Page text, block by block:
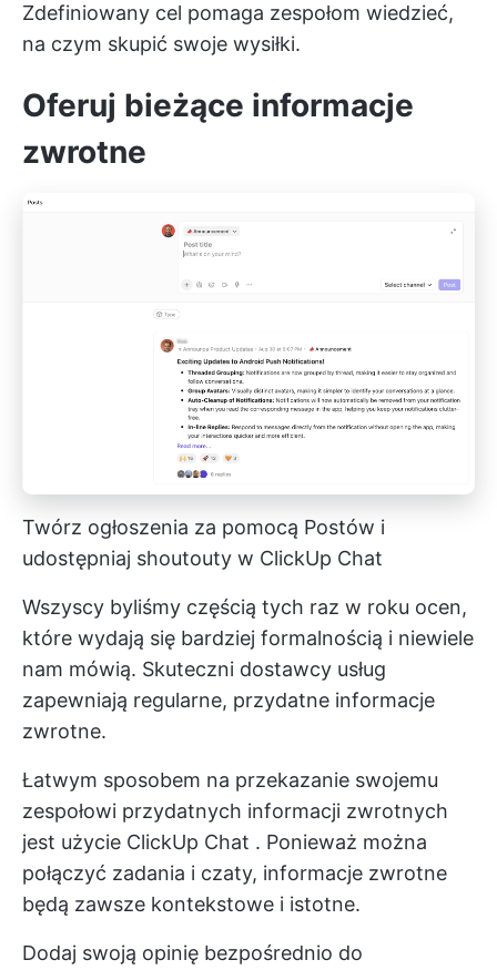
Zdefiniowany cel pomaga zespołom wiedzieć,
na czym skupić swoje wysiłki.
Oferuj bieżące informacje
zwrotne
Twórz ogłoszenia za pomocą Postów i
udostępniaj shoutouty w ClickUp Chat
Wszyscy byliśmy częścią tych raz w roku ocen,
które wydają się bardziej formalnością i niewiele
nam mówią. Skuteczni dostawcy usług
zapewniają regularne, przydatne informacje
zwrotne.
Łatwym sposobem na przekazanie swojemu
zespołowi przydatnych informacji zwrotnych
jest użycie ClickUp Chat . Ponieważ można
połączyć zadania i czaty, informacje zwrotne
będą zawsze kontekstowe i istotne.
Dodaj swoją opinię bezpośrednio do